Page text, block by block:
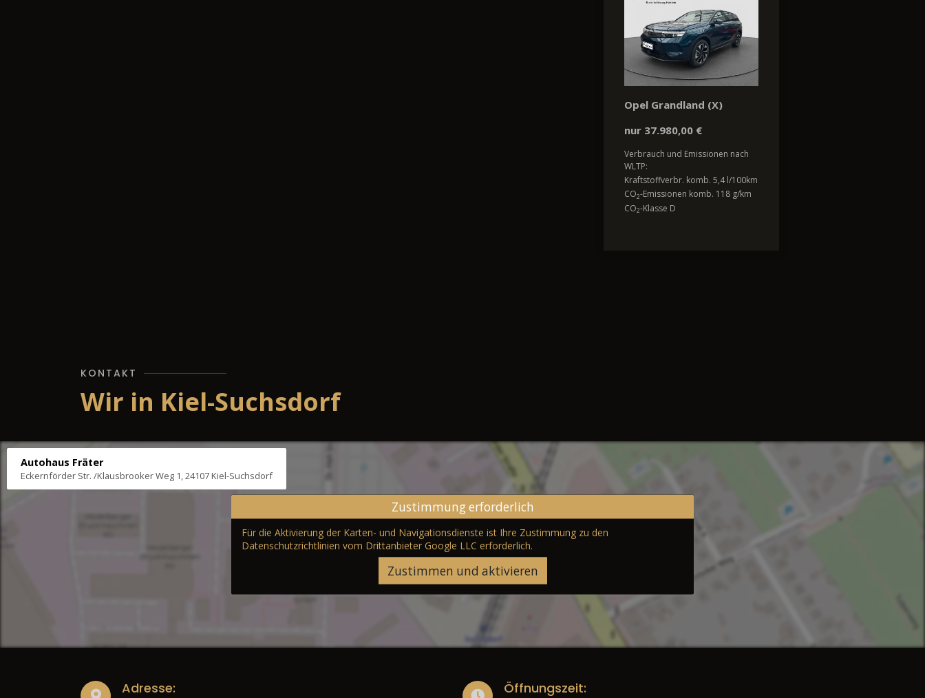
Opel Grandland (X)
nur 37.980,00 €
Verbrauch und Emissionen nach
WLTP:
Kraftstoffverbr. komb. 5,4 l/100km
CO2-Emissionen komb. 118 g/km
CO2-Klasse D
KONTAKT
Wir in Kiel-Suchsdorf
Autohaus Fräter
Eckernförder Str. /Klausbrooker Weg 1, 24107 Kiel-Suchsdorf
Zustimmung erforderlich
Für die Aktivierung der Karten- und Navigationsdienste ist Ihre Zustimmung zu den
Datenschutzrichtlinien vom Drittanbieter Google LLC erforderlich.
Zustimmen und aktivieren
Adresse: Öffnungszeit: